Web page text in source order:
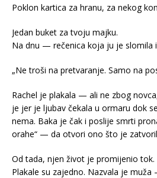
Poklon kartica za hranu, za nekog
Jedan buket za tvoju majku.
Na dnu — rečenica koja ju je slomila
„Ne troši na pretvaranje. Samo na
Rachel je plakala — ali ne zbog
je jer je ljubav čekala u ormaru dok
nema. Baka je čak i poslije smrti
orahe“ — da otvori ono što je
Od tada, njen život je promijenio tok.
Plakale su zajedno. Nazvala je